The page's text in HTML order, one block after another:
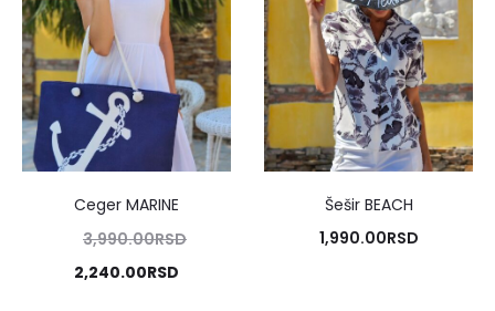
Ceger MARINE
3,990.00RSDOriginalna
2,240.00RSD
Šešir BEACH
1,990.00RSD